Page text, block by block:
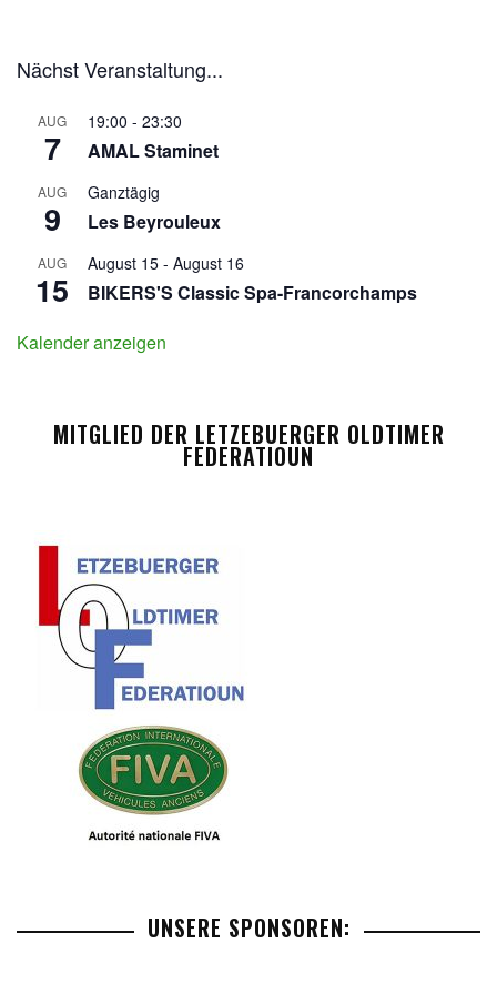
Nächst Veranstaltung...
AUG
7
19:00 - 23:30
AMAL Staminet
AUG
9
Ganztägig
Les Beyrouleux
AUG
15
August 15 - August 16
BIKERS'S Classic Spa-Francorchamps
Kalender anzeigen
MITGLIED DER LETZEBUERGER OLDTIMER
FEDERATIOUN
UNSERE SPONSOREN: